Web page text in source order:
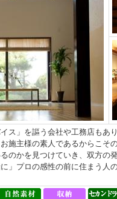
ス」を謳う会社や工務店もあ
施主様の素人であるからこそ
のかを見つけていき、双方の
」プロの感性の前に住まう人